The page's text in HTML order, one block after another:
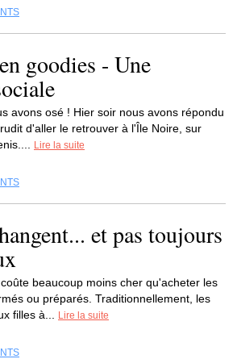
goodies - Une
avons osé ! Hier soir nous avons répondu
d'aller le retrouver à l'Île Noire, sur
Lire la suite
et pas toujours
beaucoup moins cher qu'acheter les
ou préparés. Traditionnellement, les
filles à...
Lire la suite